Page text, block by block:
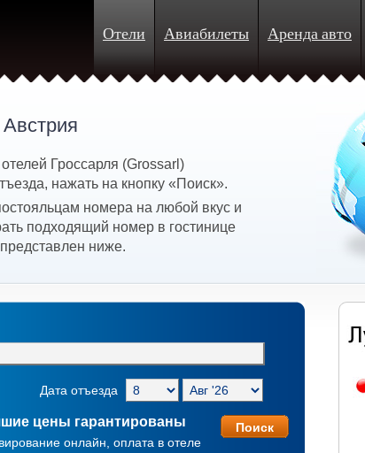
Отели Авиабилеты Аренда авто
Гроссарля (Grossarl)
нажать на кнопку «Поиск».
номера на любой вкус и
подходящий номер в гостинице
ниже.
Дата отъезда
цены гарантированы
онлайн, оплата в отеле